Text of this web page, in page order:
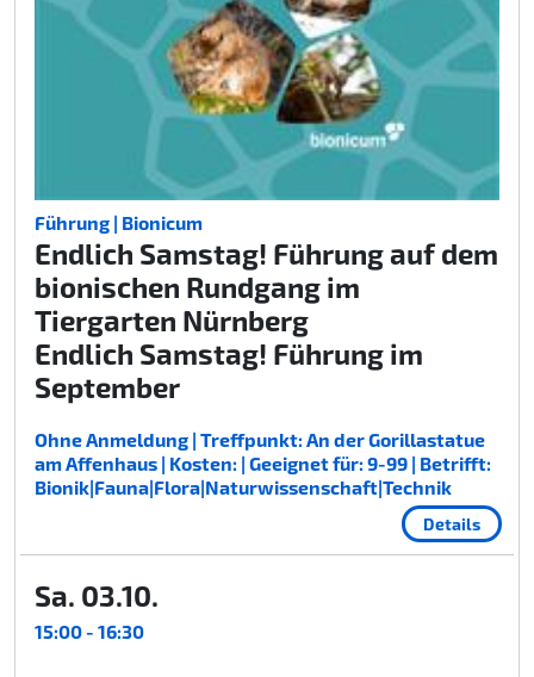
Führung | Bionicum
Endlich Samstag! Führung auf dem
bionischen Rundgang im
Tiergarten Nürnberg
Endlich Samstag! Führung im
September
Ohne Anmeldung | Treffpunkt: An der Gorillastatue
am Affenhaus | Kosten: | Geeignet für: 9-99 | Betrifft:
Bionik|Fauna|Flora|Naturwissenschaft|Technik
Details
Sa. 03.10.
15:00 - 16:30